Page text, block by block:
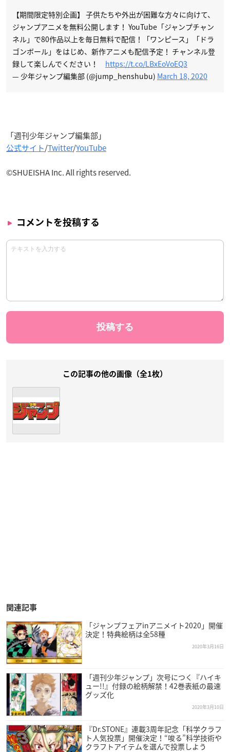
【期間限定特別企画】 子供たちや外出が困難な方々に向けて、
ジャンプアニメを無料公開します！ YouTube「ジャンプチャン
ネル」で80作品以上を毎日無料で配信！「ワンピース」「ドラ
ゴンボール」をはじめ、新作アニメも配信予定！ チャンネル登
録して楽しんでください！ https://t.co/LBxEoVoEQ3
— 少年ジャンプ編集部 (@jump_henshubu) March 18, 2020
「週刊少年ジャンプ編集部」
公式サイト/Twitter/YouTube
©SHUEISHA Inc. All rights reserved.
コメントを投稿する
この記事の他の画像（全1枚）
関連記事
「ジャンプフェアinアニメイト2020」開催
決定！特典絵柄は全58種
2020年3月16日
「週刊少年ジャンプ」次号につく『ハイキ
ュー!!』付録の絵柄解禁！42巻表紙の最速
グッズ化
2020年3月10日
『Dr.STONE』連載3周年記念「科学クラフ
ト人気投票」開催決定！“唆る”科学技術や
クラフトアイテムを選んで投票しよう